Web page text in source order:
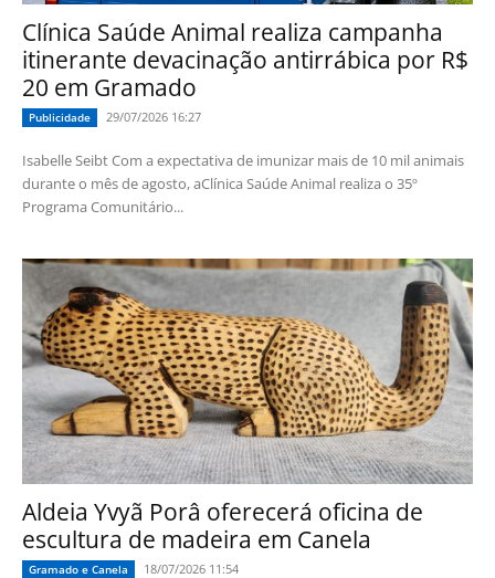
Clínica Saúde Animal realiza campanha
itinerante devacinação antirrábica por R$
20 em Gramado
Publicidade 29/07/2026 16:27
Isabelle Seibt Com a expectativa de imunizar mais de 10 mil animais
durante o mês de agosto, aClínica Saúde Animal realiza o 35º
Programa Comunitário...
Aldeia Yvyã Porâ oferecerá oficina de
escultura de madeira em Canela
Gramado e Canela 18/07/2026 11:54